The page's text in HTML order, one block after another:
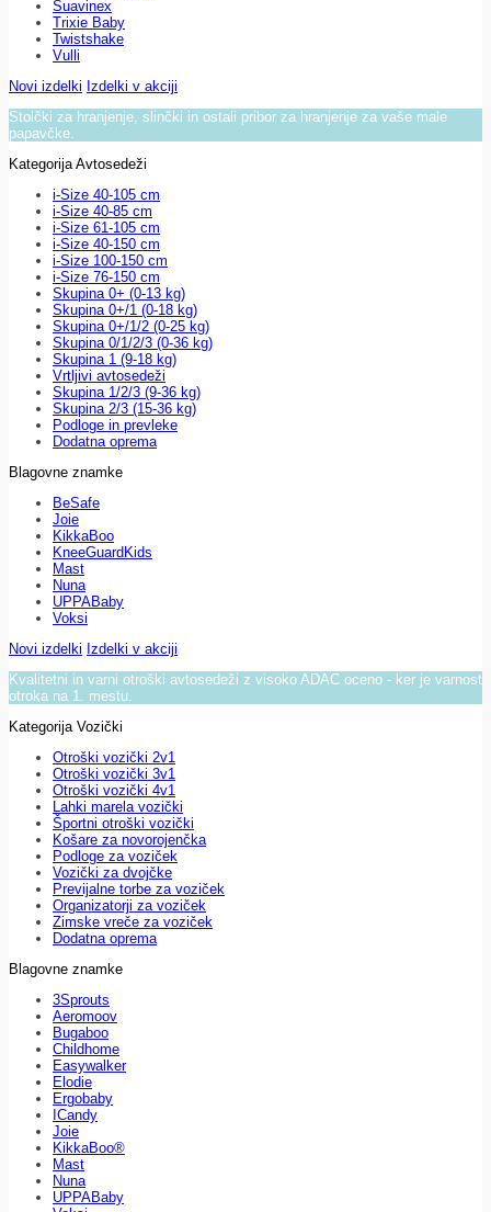
Suavinex
Trixie Baby
Twistshake
Vulli
Novi izdelki Izdelki v akciji
Stolčki za hranjenje, slinčki in ostali pribor za hranjenje za vaše male
papavčke.
Kategorija Avtosedeži
i-Size 40-105 cm
i-Size 40-85 cm
i-Size 61-105 cm
i-Size 40-150 cm
i-Size 100-150 cm
i-Size 76-150 cm
Skupina 0+ (0-13 kg)
Skupina 0+/1 (0-18 kg)
Skupina 0+/1/2 (0-25 kg)
Skupina 0/1/2/3 (0-36 kg)
Skupina 1 (9-18 kg)
Vrtljivi avtosedeži
Skupina 1/2/3 (9-36 kg)
Skupina 2/3 (15-36 kg)
Podloge in prevleke
Dodatna oprema
Blagovne znamke
BeSafe
Joie
KikkaBoo
KneeGuardKids
Mast
Nuna
UPPABaby
Voksi
Novi izdelki Izdelki v akciji
Kvalitetni in varni otroški avtosedeži z visoko ADAC oceno - ker je varnost
otroka na 1. mestu.
Kategorija Vozički
Otroški vozički 2v1
Otroški vozički 3v1
Otroški vozički 4v1
Lahki marela vozički
Športni otroški vozički
Košare za novorojenčka
Podloge za voziček
Vozički za dvojčke
Previjalne torbe za voziček
Organizatorji za voziček
Zimske vreče za voziček
Dodatna oprema
Blagovne znamke
3Sprouts
Aeromoov
Bugaboo
Childhome
Easywalker
Elodie
Ergobaby
ICandy
Joie
KikkaBoo®
Mast
Nuna
UPPABaby